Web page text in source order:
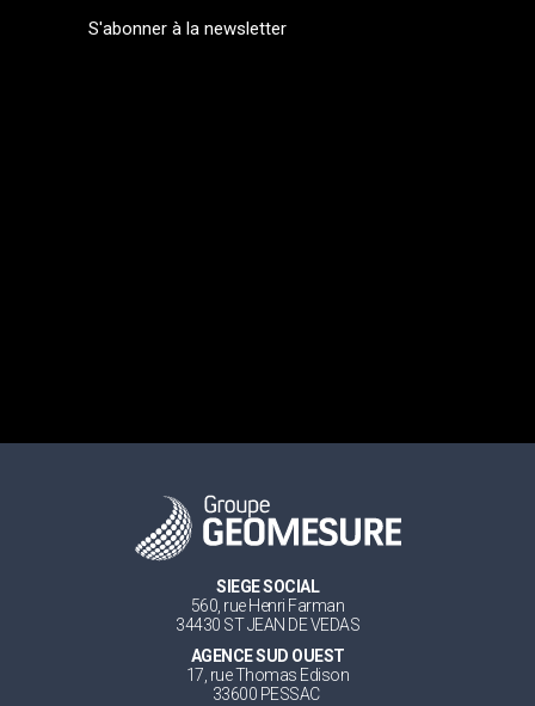
S'abonner à la newsletter
SIEGE SOCIAL
560, rue Henri Farman
34430 ST JEAN DE VEDAS
AGENCE SUD OUEST
17, rue Thomas Edison
33600 PESSAC